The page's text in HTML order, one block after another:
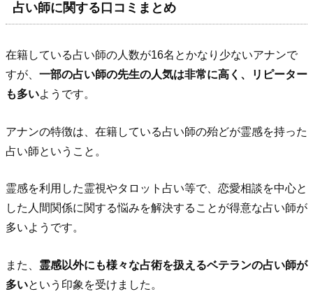
占い師に関する口コミまとめ
在籍している占い師の人数が16名とかなり少ないアナンで
すが、 一部の占い師の先生の人気は非常に高く、リピーター
も多いようです。
アナンの特徴は、在籍している占い師の殆どが霊感を持った
占い師ということ。
霊感を利用した霊視やタロット占い等で、恋愛相談を中心と
した人間関係に関する悩みを解決することが得意な占い師が
多いようです。
また、 霊感以外にも様々な占術を扱えるベテランの占い師が
多いという印象を受けました。